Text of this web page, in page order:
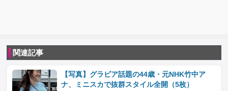
関連記事
【写真】グラビア話題の44歳・元NHK竹中ア
ナ、ミニスカで抜群スタイル全開（5枚）